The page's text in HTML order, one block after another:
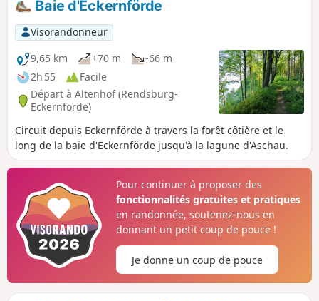
Windebyer Noor. Ensuite, le chemin serpente à travers une
région vallonnée de pâturages et de champs, avec ses haies
vives et ses fossés typiques. À Kochendorf, on peut encore
voir quelques maisons au toit de chaume.
Baie d'Eckernförde
Visorandonneur
9,65 km
+70 m
-66 m
2h 55
Facile
Départ à Altenhof (Rendsburg-
Eckernförde)
Circuit depuis Eckernförde à travers la forêt côtière et le
long de la baie d'Eckernförde jusqu'à la lagune d'Aschau.
Pour continuer à proposer des
fonctionnalités gratuites et pratiques
en randonnée, soutenez-nous en
donnant un petit coup de pouce !
Je donne un coup de pouce